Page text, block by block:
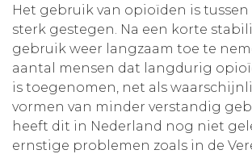
Inloggen
Toegang
Het gebruik van opioïden is tussen
sterk gestegen. Na een korte
gebruik weer langzaam toe te
aantal mensen dat langdurig
is toegenomen, net als
vormen van minder verstandig
heeft dit in Nederland nog niet
ernstige problemen zoals in de